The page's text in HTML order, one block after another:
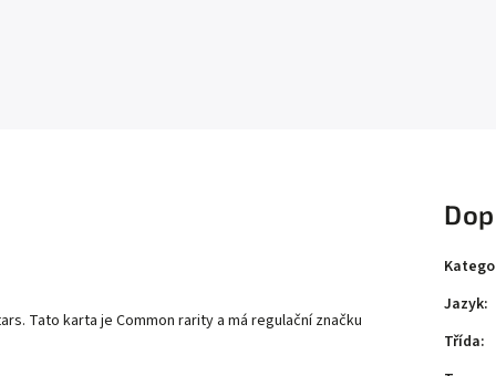
Tato karta je Common rarity a má regulační značku
Jazyk:
Třída: